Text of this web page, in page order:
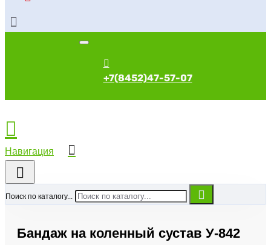
+7(8452)47-57-07
Поиск по каталогу...
Бандаж на коленный сустав У-842